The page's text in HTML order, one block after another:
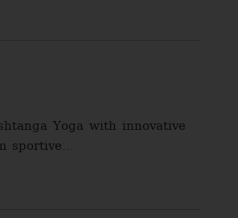
Yoga with innovative
sportive...